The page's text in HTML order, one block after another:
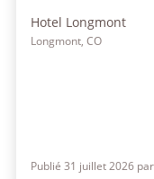
Hotel Longmont
Longmont, CO
Publié 31 juillet 2026